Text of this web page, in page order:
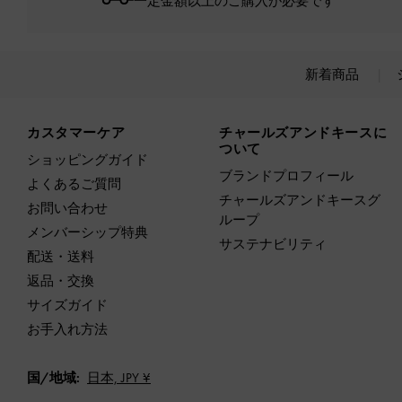
新着商品
カスタマーケア
ショッピングガイド
よくあるご質問
お問い合わせ
メンバーシップ特典
配送・送料
返品・交換
サイズガイド
お手入れ方法
チャールズアンドキースに
ついて
ブランドプロフィール
チャールズアンドキースグ
ループ
サステナビリティ
国/地域: 日本, JPY ¥